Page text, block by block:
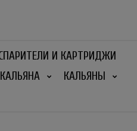
И КАРТРИДЖИ
КАЛЬЯНЫ